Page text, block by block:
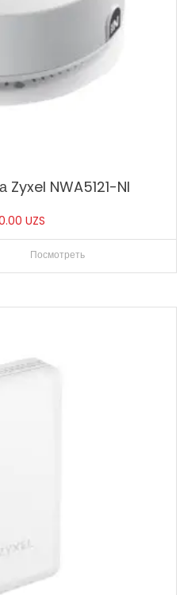
Zyxel NWA5121-NI
UZS
Посмотреть